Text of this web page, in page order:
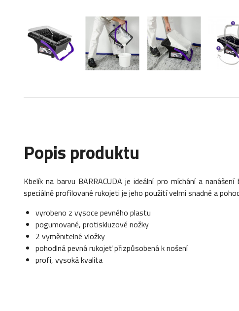
Popis produktu
Kbelík na barvu BARRACUDA je ideální pro míchání a
speciálně profilované rukojeti je jeho použití velmi snadné a
vyrobeno z vysoce pevného plastu
pogumované, protiskluzové nožky
2 vyměnitelné vložky
pohodlná pevná rukojeť přizpůsobená k nošení
profi, vysoká kvalita